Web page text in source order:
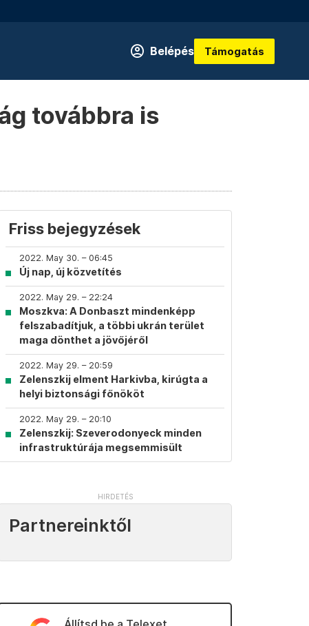
Belépés Támogatás
továbbra is
Friss bejegyzések
2022. May 30. – 06:45
Új nap, új közvetítés
2022. May 29. – 22:24
Moszkva: A Donbaszt mindenképp
felszabadítjuk, a többi ukrán terület
maga dönthet a jövőjéről
2022. May 29. – 20:59
Zelenszkij elment Harkivba, kirúgta a
helyi biztonsági főnököt
2022. May 29. – 20:10
Zelenszkij: Szeverodonyeck minden
infrastruktúrája megsemmisült
Partnereinktől